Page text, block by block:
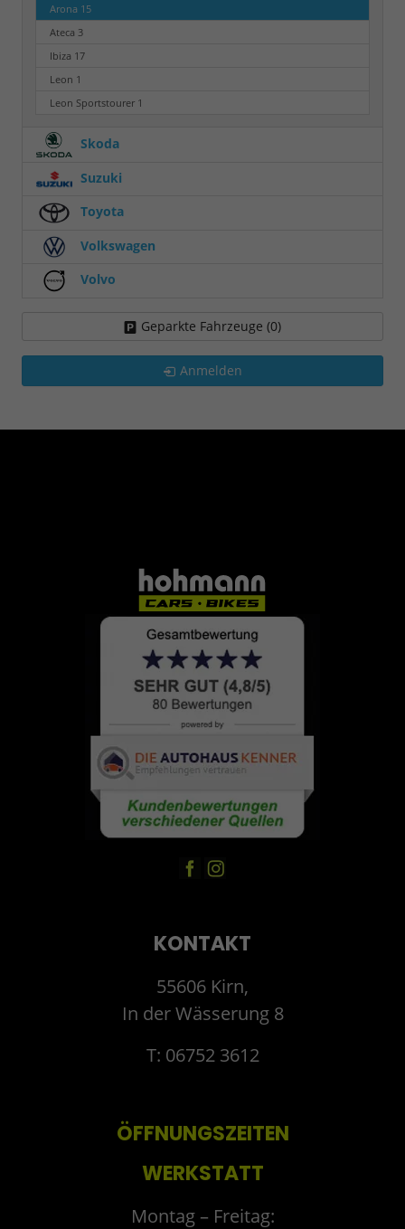
Arona 15
Ateca 3
Ibiza 17
Leon 1
Leon Sportstourer 1
Skoda
Suzuki
Toyota
Volkswagen
Volvo
Geparkte Fahrzeuge (0)
Anmelden
KONTAKT
55606 Kirn,
In der Wässerung 8
T: 06752 3612
ÖFFNUNGSZEITEN
WERKSTATT
Montag – Freitag: